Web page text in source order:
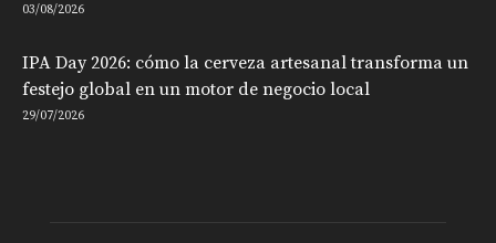
03/08/2026
IPA Day 2026: cómo la cerveza artesanal transforma un
festejo global en un motor de negocio local
29/07/2026